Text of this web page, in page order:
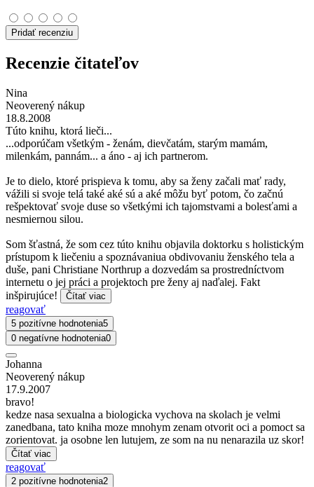
Pridať recenziu
Recenzie čitateľov
Nina
Neoverený nákup
18.8.2008
Túto knihu, ktorá lieči...
...odporúčam všetkým - ženám, dievčatám, starým mamám,
milenkám, pannám... a áno - aj ich partnerom.
Je to dielo, ktoré prispieva k tomu, aby sa ženy začali mať rady,
vážili si svoje telá také aké sú a aké môžu byť potom, čo začnú
rešpektovať svoje duse so všetkými ich tajomstvami a bolesťami a
nesmiernou silou.
Som šťastná, že som cez túto knihu objavila doktorku s holistickým
prístupom k liečeniu a spoznávaniua obdivovaniu ženského tela a
duše, pani Christiane Northrup a dozvedám sa prostredníctvom
internetu o jej práci a projektoch pre ženy aj naďalej. Fakt
inšpirujúce!
Čítať viac
reagovať
5 pozitívne hodnotenia5
0 negatívne hodnotenia0
Johanna
Neoverený nákup
17.9.2007
bravo!
kedze nasa sexualna a biologicka vychova na skolach je velmi
zanedbana, tato kniha moze mnohym zenam otvorit oci a pomoct sa
zorientovat. ja osobne len lutujem, ze som na nu nenarazila uz skor!
Čítať viac
reagovať
2 pozitívne hodnotenia2